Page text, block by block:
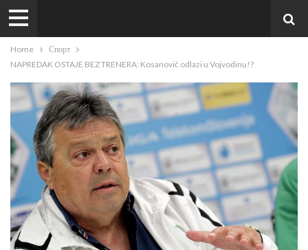
Home
Спорт
NAPREDAK OSTAJE BEZ TRENERA: Kosanović odlazi u Vojvodinu!?